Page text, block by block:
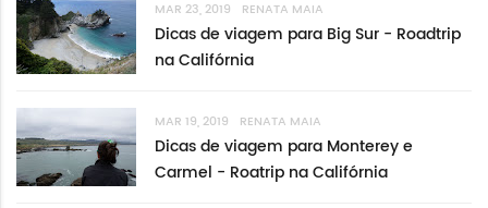
MAR 23, 2019 RENATA MAIA
Dicas de viagem para Big Sur - Roadtrip
na Califórnia
MAR 19, 2019 RENATA MAIA
Dicas de viagem para Monterey e
Carmel - Roatrip na Califórnia